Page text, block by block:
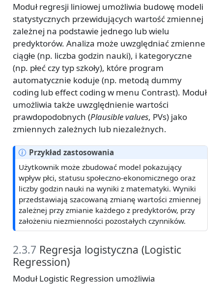
Moduł regresji liniowej umożliwia budowę modeli
statystycznych przewidujących wartość zmiennej
zależnej na podstawie jednego lub wielu
predyktorów. Analiza może uwzględniać zmienne
ciągłe (np. liczba godzin nauki), i kategoryczne
(np. płeć czy typ szkoły), które program
automatycznie koduje (np. metodą dummy
coding lub effect coding w menu Contrast). Moduł
umożliwia także uwzględnienie wartości
prawdopodobnych (Plausible values, PVs) jako
zmiennych zależnych lub niezależnych.
Przykład zastosowania
Użytkownik może zbudować model pokazujący
wpływ płci, statusu społeczno-ekonomicznego oraz
liczby godzin nauki na wyniki z matematyki. Wyniki
przedstawiają szacowaną zmianę wartości zmiennej
zależnej przy zmianie każdego z predyktorów, przy
założeniu niezmienności pozostałych czynników.
2.3.7 Regresja logistyczna (Logistic
Regression)
Moduł Logistic Regression umożliwia